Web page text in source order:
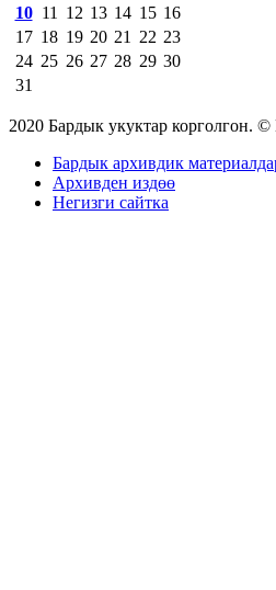
10 11 12 13 14 15 16
17 18 19 20 21 22 23
24 25 26 27 28 29 30
31
2020 Бардык укуктар
Бардык архивдик
Архивден издөө
Негизги сайтка